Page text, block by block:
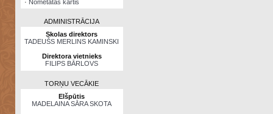
· Nomētātās kārtis
ADMINISTRĀCIJA
Skolas direktors
TADEUŠS MERLINS KAMINSKI
Direktora vietnieks
FILIPS BĀRLOVS
TORŅU VECĀKIE
Elšpūtis
MADELAINA SĀRA SKOTA